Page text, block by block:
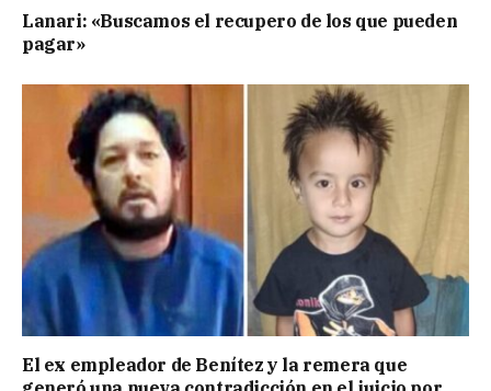
Lanari: «Buscamos el recupero de los que pueden
pagar»
El ex empleador de Benítez y la remera que